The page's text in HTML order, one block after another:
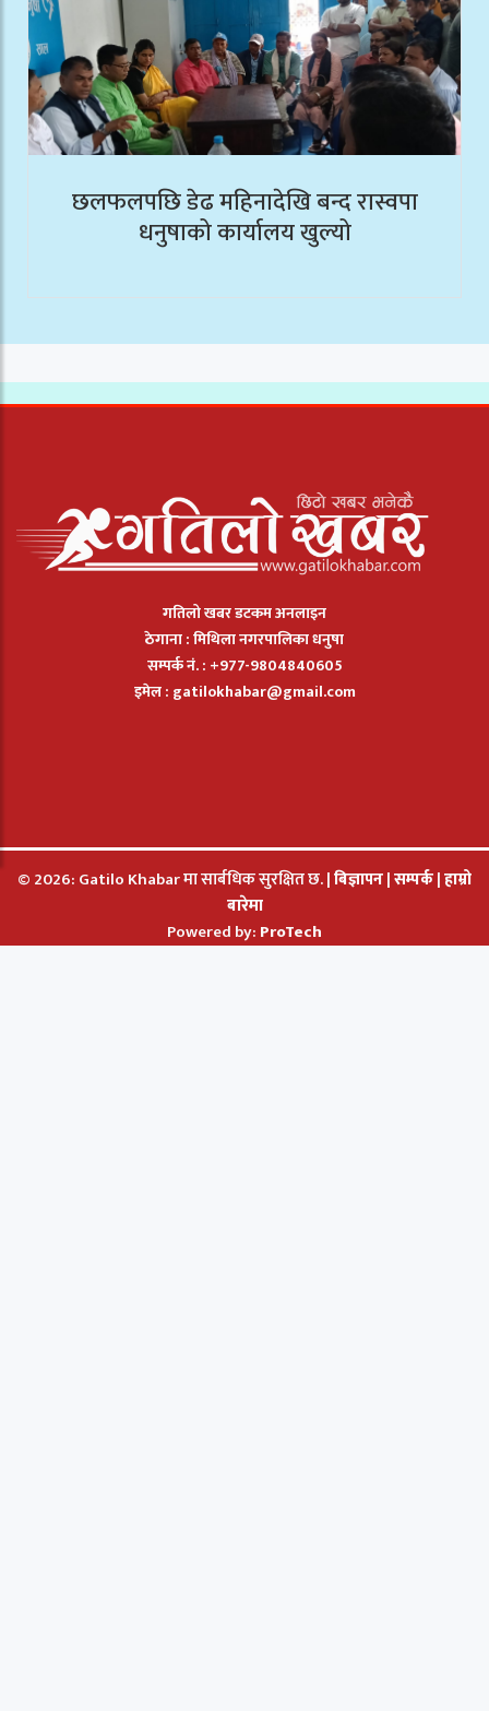
छलफलपछि डेढ महिनादेखि बन्द रास्वपा
धनुषाको कार्यालय खुल्यो
गतिलो खबर डटकम अनलाइन
ठेगाना : मिथिला नगरपालिका धनुषा
सम्पर्क नं. : +977-9804840605
इमेल : gatilokhabar@gmail.com
© 2026: Gatilo Khabar मा सार्बधिक सुरक्षित छ. |बिज्ञापन|सम्पर्क|हाम्रो
बारेमा
Powered by: ProTech